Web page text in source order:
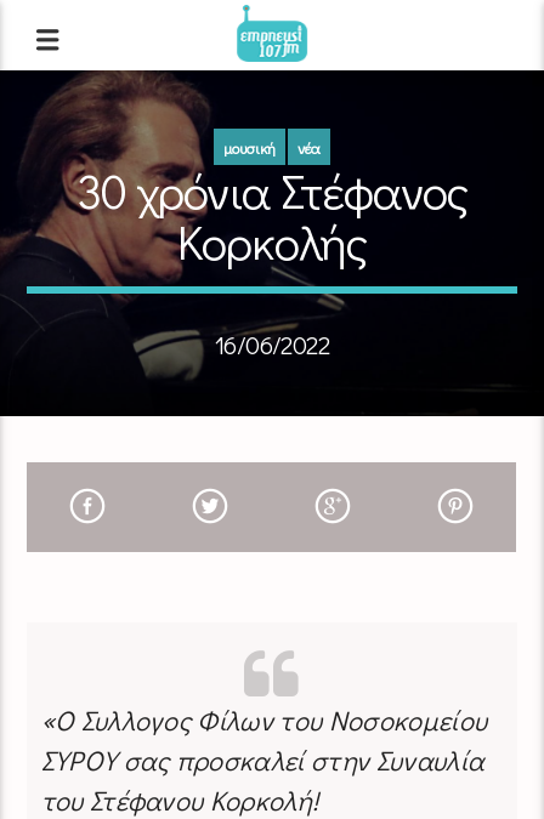
μουσική νέα
30 χρόνια Στέφανος
Κορκολής
16/06/2022
«Ο Συλλογος Φίλων του Νοσοκομείου
ΣΥΡΟΥ σας προσκαλεί στην Συναυλία
του Στέφανου Κορκολή!